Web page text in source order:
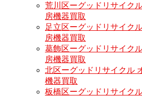
荒川区ーグッドリサイク
房機器買取
足立区ーグッドリサイク
房機器買取
葛飾区ーグッドリサイク
房機器買取
北区ーグッドリサイクル
機器買取
板橋区ーグッドリサイク